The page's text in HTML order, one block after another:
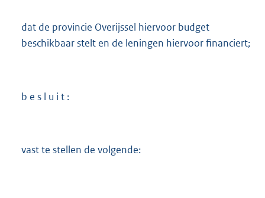
dat de provincie Overijssel hiervoor budget
beschikbaar stelt en de leningen hiervoor financiert;
b e s l u i t :
vast te stellen de volgende: